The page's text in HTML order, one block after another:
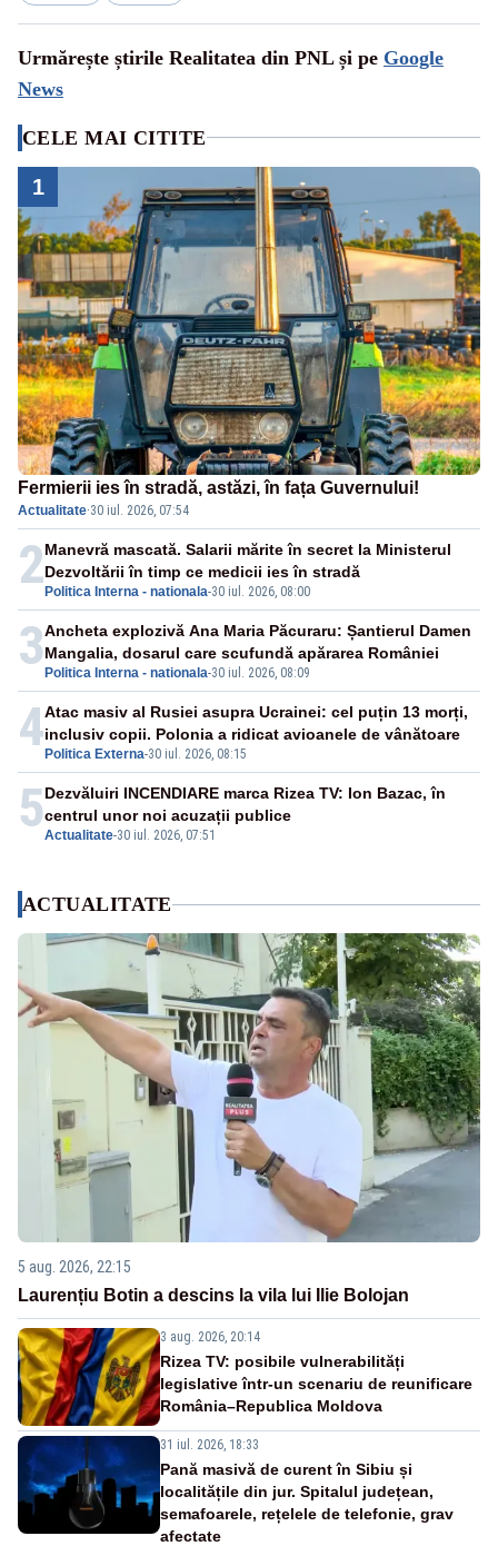
Urmărește știrile Realitatea din PNL și pe Google
News
CELE MAI CITITE
1
Fermierii ies în stradă, astăzi, în fața Guvernului!
Actualitate·30 iul. 2026, 07:54
2 Politica Interna - nationala-30 iul. 2026, 08:00
Manevră mascată. Salarii mărite în secret la Ministerul
Dezvoltării în timp ce medicii ies în stradă
3 Politica Interna - nationala-30 iul. 2026, 08:09
Ancheta explozivă Ana Maria Păcuraru: Șantierul Damen
Mangalia, dosarul care scufundă apărarea României
4 Politica Externa-30 iul. 2026, 08:15
Atac masiv al Rusiei asupra Ucrainei: cel puțin 13 morți,
inclusiv copii. Polonia a ridicat avioanele de vânătoare
5Actualitate-30 iul. 2026, 07:51
Dezvăluiri INCENDIARE marca Rizea TV: Ion Bazac, în
centrul unor noi acuzații publice
ACTUALITATE
5 aug. 2026, 22:15
Laurențiu Botin a descins la vila lui Ilie Bolojan
3 aug. 2026, 20:14
Rizea TV: posibile vulnerabilități
legislative într-un scenariu de reunificare
România–Republica Moldova
31 iul. 2026, 18:33
Pană masivă de curent în Sibiu și
localitățile din jur. Spitalul județean,
semafoarele, rețelele de telefonie, grav
afectate